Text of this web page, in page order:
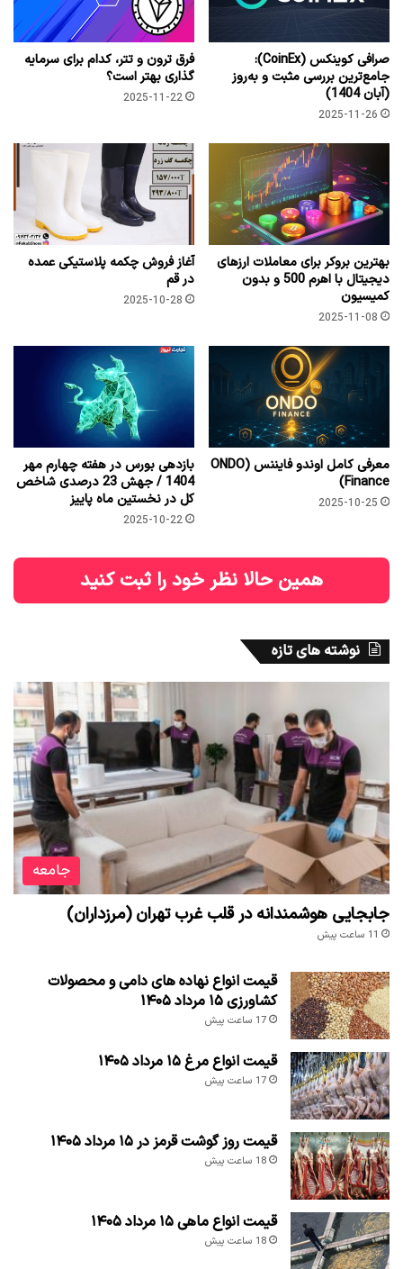
صرافی کوینکس (CoinEx):
جامع‌ترین بررسی مثبت و به‌روز
(آبان 1404)
2025-11-26
فرق ترون و تتر، کدام برای سرمایه
گذاری بهتر است؟
2025-11-22
بهترین بروکر برای معاملات ارزهای
دیجیتال با اهرم 500 و بدون
کمیسیون
2025-11-08
آغاز فروش چکمه پلاستیکی عمده
در قم
2025-10-28
معرفی کامل اوندو فایننس (ONDO
Finance)
2025-10-25
بازدهی بورس در هفته چهارم مهر
1404 / جهش 23 درصدی شاخص
کل در نخستین ماه پاییز
2025-10-22
همین حالا نظر خود را ثبت کنید
نوشته های تازه
جامعه
جابجایی هوشمندانه در قلب غرب تهران (مرزداران)
11 ساعت پیش
قیمت انواع نهاده های دامی و محصولات
کشاورزی ۱۵ مرداد ۱۴۰۵
17 ساعت پیش
قیمت انواع مرغ ۱۵ مرداد ۱۴۰۵
17 ساعت پیش
قیمت روز گوشت قرمز در ۱۵ مرداد ۱۴۰۵
18 ساعت پیش
قیمت انواع ماهی ۱۵ مرداد ۱۴۰۵
18 ساعت پیش